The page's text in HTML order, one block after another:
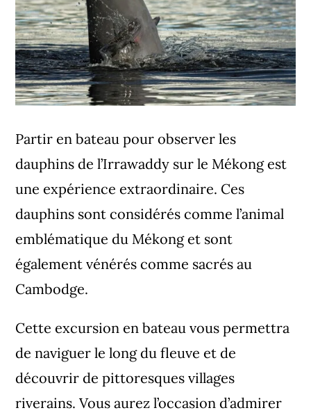
Partir en bateau pour observer les
dauphins de l’Irrawaddy sur le Mékong est
une expérience extraordinaire. Ces
dauphins sont considérés comme l’animal
emblématique du Mékong et sont
également vénérés comme sacrés au
Cambodge.
Cette excursion en bateau vous permettra
de naviguer le long du fleuve et de
découvrir de pittoresques villages
riverains. Vous aurez l’occasion d’admirer